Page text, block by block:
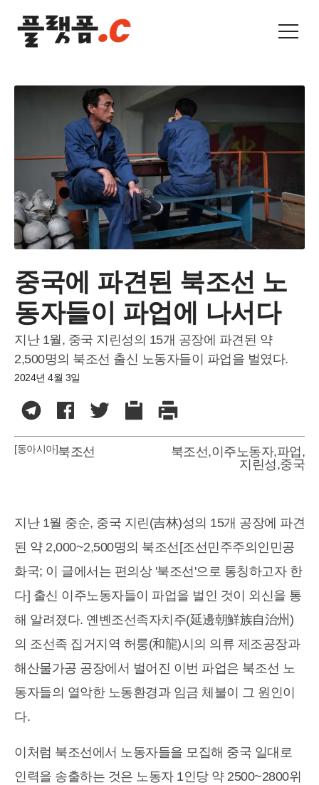
중국에 파견된 북조선 노
동자들이 파업에 나서다
지난 1월, 중국 지린성의 15개 공장에 파견된 약
2,500명의 북조선 출신 노동자들이 파업을 벌였다.
2024년 4월 3일
[동아시아]북조선 북조선,이주노동자,파업 ,
지린성,중국
지난 1월 중순, 중국 지린(吉林)성의 15개 공장에 파견
된 약 2,000~2,500명의 북조선[조선민주주의인민공
화국; 이 글에서는 편의상 '북조선'으로 통칭하고자 한
다] 출신 이주노동자들이 파업을 벌인 것이 외신을 통
해 알려졌다. 옌볜조선족자치주(延邊朝鮮族自治州)
의 조선족 집거지역 허룽(和龍)시의 의류 제조공장과
해산물가공 공장에서 벌어진 이번 파업은 북조선 노
동자들의 열악한 노동환경과 임금 체불이 그 원인이
다.
이처럼 북조선에서 노동자들을 모집해 중국 일대로
인력을 송출하는 것은 노동자 1인당 약 2500~2800위